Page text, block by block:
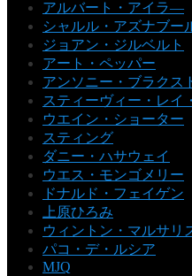
アルバート・アイラ―
シャルル・アズナブー
ジョアン・ジルベルト
アート・ペッパー
アンソニー・ブラクス
スティーヴィー・レイ
ウエイン・ショーター
スティング
ダニー・ハサウェイ
ウエス・モンゴメリー
ドナルド・フェイゲン
上原ひろみ
ウィントン・マルサリ
パコ・デ・ルシア
MJQ